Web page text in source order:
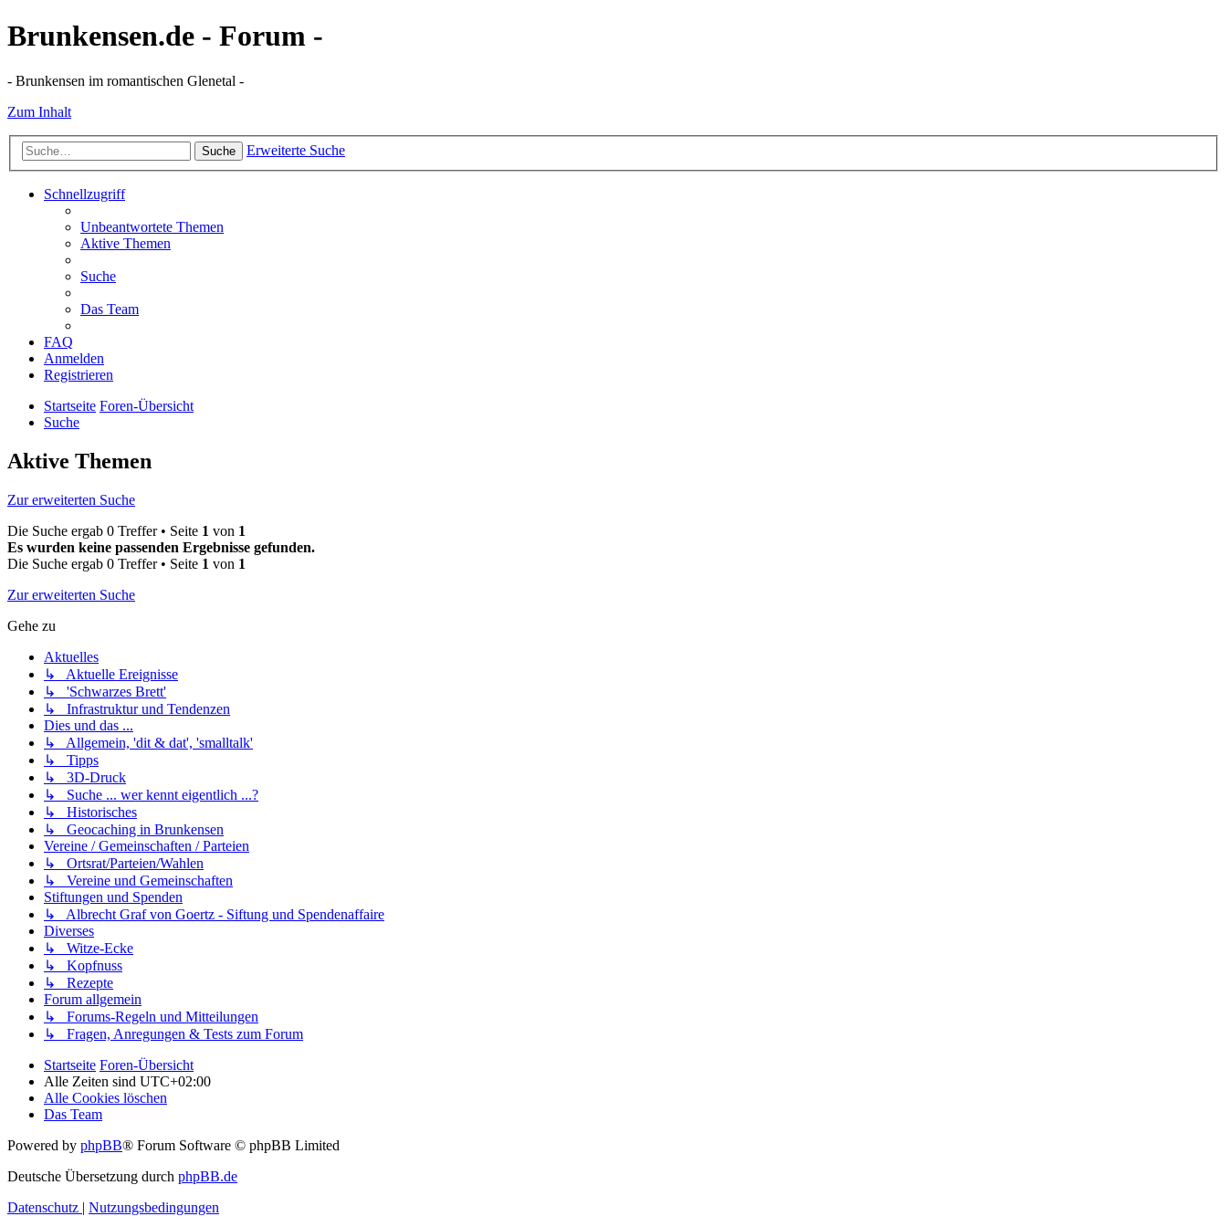
Brunkensen.de - Forum -
- Brunkensen im romantischen Glenetal -
Zum Inhalt
Suche Erweiterte Suche
Schnellzugriff
Unbeantwortete Themen
Aktive Themen
Suche
Das Team
FAQ
Anmelden
Registrieren
Startseite Foren-Übersicht
Suche
Aktive Themen
Zur erweiterten Suche
Die Suche ergab 0 Treffer • Seite 1 von 1
Es wurden keine passenden Ergebnisse gefunden.
Die Suche ergab 0 Treffer • Seite 1 von 1
Zur erweiterten Suche
Gehe zu
Aktuelles
↳ Aktuelle Ereignisse
↳ 'Schwarzes Brett'
↳ Infrastruktur und Tendenzen
Dies und das ...
↳ Allgemein, 'dit & dat', 'smalltalk'
↳ Tipps
↳ 3D-Druck
↳ Suche ... wer kennt eigentlich ...?
↳ Historisches
↳ Geocaching in Brunkensen
Vereine / Gemeinschaften / Parteien
↳ Ortsrat/Parteien/Wahlen
↳ Vereine und Gemeinschaften
Stiftungen und Spenden
↳ Albrecht Graf von Goertz - Siftung und Spendenaffaire
Diverses
↳ Witze-Ecke
↳ Kopfnuss
↳ Rezepte
Forum allgemein
↳ Forums-Regeln und Mitteilungen
↳ Fragen, Anregungen & Tests zum Forum
Startseite Foren-Übersicht
Alle Zeiten sind UTC+02:00
Alle Cookies löschen
Das Team
Powered by phpBB® Forum Software © phpBB Limited
Deutsche Übersetzung durch phpBB.de
Datenschutz | Nutzungsbedingungen